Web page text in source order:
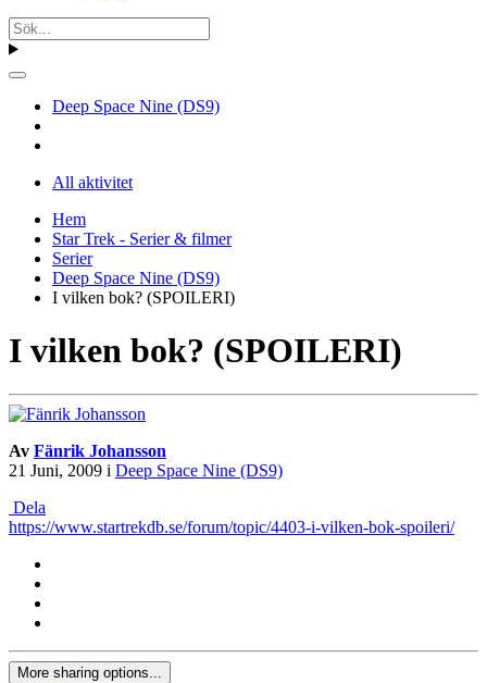
Deep Space Nine (DS9)
All aktivitet
Hem
Star Trek - Serier & filmer
Serier
Deep Space Nine (DS9)
I vilken bok? (SPOILERI)
I vilken bok? (SPOILERI)
Av Fänrik Johansson
21 Juni, 2009 i Deep Space Nine (DS9)
Dela
https://www.startrekdb.se/forum/topic/4403-i-vilken-bok-spoileri/
More sharing options...